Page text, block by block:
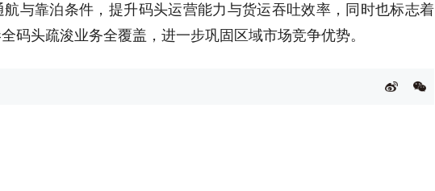
与靠泊条件，提升码头运营能力与货运吞吐效率，同时也标志着
码头疏浚业务全覆盖，进一步巩固区域市场竞争优势。